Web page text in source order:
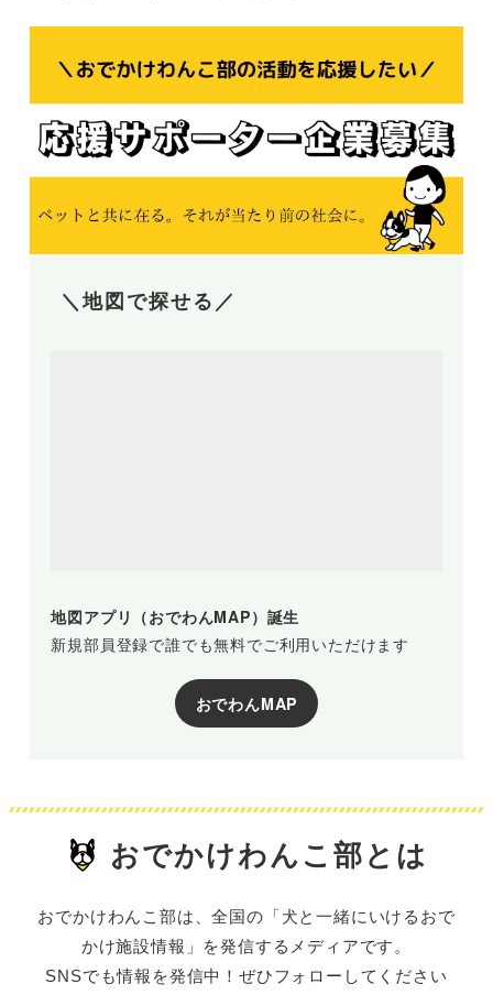
＼地図で探せる／
地図アプリ（おでわんMAP）誕生
新規部員登録で誰でも無料でご利用いただけます
おでわんMAP
おでかけわんこ部とは
おでかけわんこ部は、全国の「犬と一緒にいけるおで
かけ施設情報」を発信するメディアです。
SNSでも情報を発信中！ぜひフォローしてください